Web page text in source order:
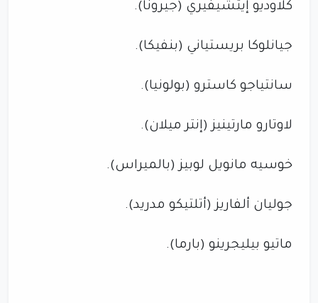
كلاوديو إيتشيفيري (جيرونا).
جيانلوكا بريستياني (بنفيكا).
سانتياجو كاسترو (بولونيا).
لاوتارو مارتينيز (إنتر ميلان).
خوسيه مانويل لوبيز (بالميراس).
جوليان ألفاريز (أتلتيكو مدريد).
ماتيو بيليجرينو (بارما).